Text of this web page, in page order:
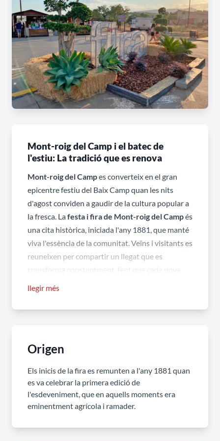
Mont-roig del Camp i el batec de
l'estiu: La tradició que es renova
Mont-roig del Campes converteix en el gran
epicentre festiu del Baix Camp quan les nits
d'agost conviden a gaudir de la cultura popular a
la fresca. Lafesta i fira de Mont-roig del Campés
una cita històrica, iniciada l'any 1881, que manté
viva l'essència de la comunitat. Veïns i visitants es
reuneixen per compartir un llegat que es
transforma constantment, fent que cada nova
de la Costa Daurada.
aparador multisectorial ple de sabors i
folklore
L'esperit d'aquesta gran mostra comercial i lúdica
es respira en la complicitat del públic que omple
de vida el recinte a l'aire lliure. L'organització
d'expositors variats i maridatges de proximitat.
llegir més
Origen
Els inicis de la fira es remunten a l'any 1881 quan
es va celebrar la primera edició de
l'esdeveniment, que en aquells moments era
eminentment agrícola i ramader.